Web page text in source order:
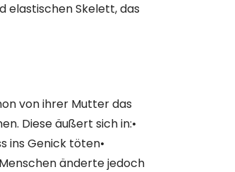
elastischen Skelett, das
von ihrer Mutter das
Diese äußert sich in:•
ins Genick töten•
änderte jedoch